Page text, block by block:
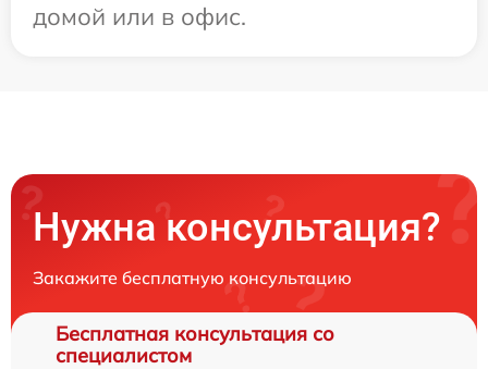
домой или в офис.
Нужна консультация?
Закажите бесплатную консультацию
Бесплатная консультация со
специалистом